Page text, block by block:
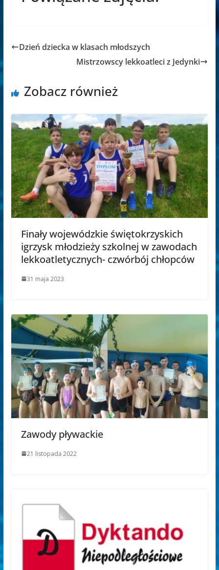
Dzień dziecka w klasach młodszych
Mistrzowscy lekkoatleci z Jedynki
Zobacz również
Finały wojewódzkie świętokrzyskich
igrzysk młodzieży szkolnej w zawodach
lekkoatletycznych- czwórbój chłopców
31 maja 2023
Zawody pływackie
21 listopada 2022